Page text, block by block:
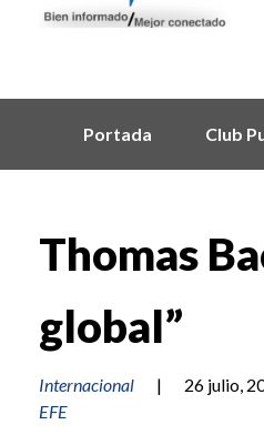
Portada Club
Thomas
global”
Internacional |
26 julio,
EFE